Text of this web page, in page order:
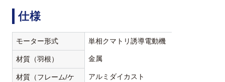
仕様
モーター形式 単相クマトリ誘導電動機
材質（羽根） 金属
材質（フレーム/ケ
アルミダイカスト